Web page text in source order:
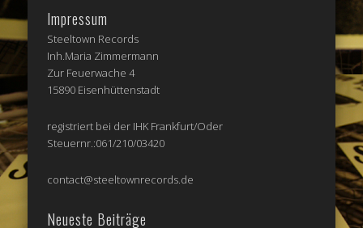
Impressum
Steeltown Records
Inh.Maria Zimmermann
Zur Feuerwache 4
15890 Eisenhüttenstadt
registriert bei der IHK Frankfurt/Oder
Steuernr.:061/210/03420
contact@steeltownrecords.de
Neueste Beiträge